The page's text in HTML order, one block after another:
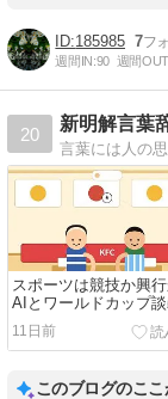
185985 7
週間IN:90 週間
20
新明解言葉
スポーツは競技か興行
AIとワールドカップ
（下）
11日前
このブログのこ